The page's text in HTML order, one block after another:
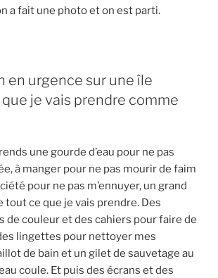
a fait une photo et on est parti.
en urgence sur une île
je vais prendre comme
une gourde d’eau pour ne pas
à manger pour ne pas mourir de faim
pour ne pas m’ennuyer, un grand
tout ce que je vais prendre. Des
de couleur et des cahiers pour faire de
lingettes pour nettoyer mes
de bain et un gilet de sauvetage au
coule. Et puis des écrans et des